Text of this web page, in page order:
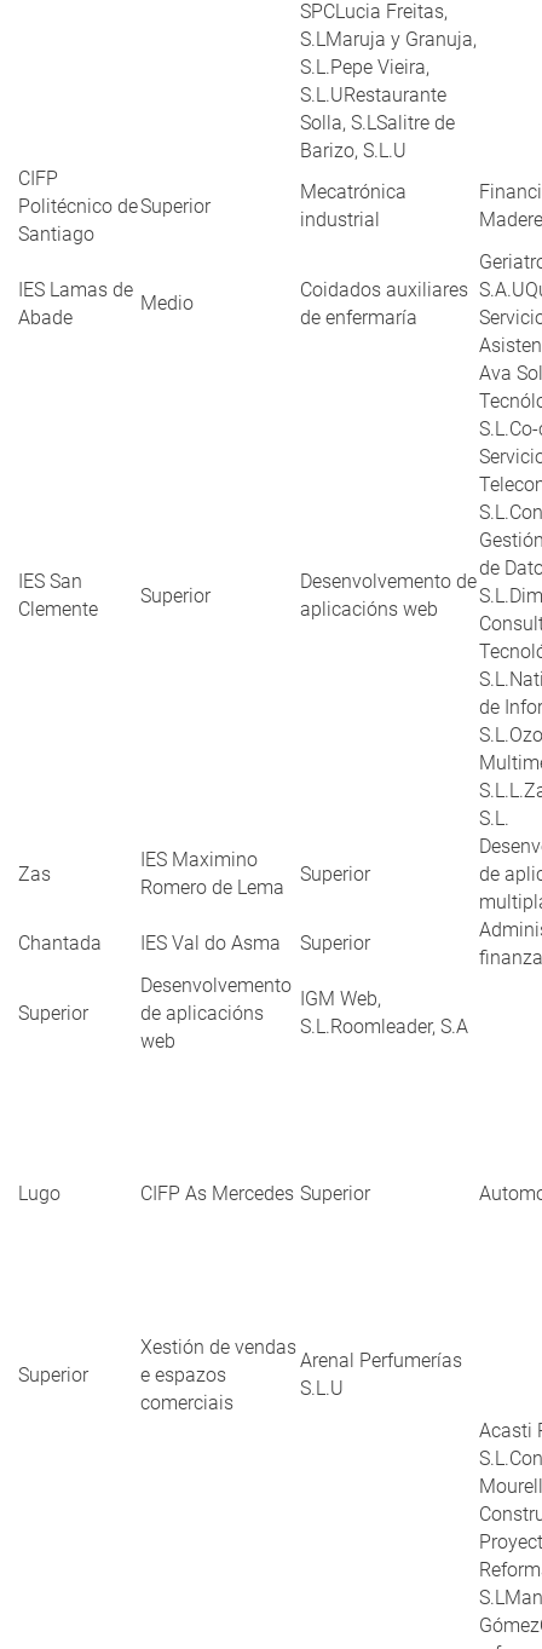
SPCLucia Freitas,
S.LMaruja y Granuja,
S.L.Pepe Vieira,
S.L.URestaurante
Solla, S.LSalitre de
Barizo, S.L.U
CIFP
Politécnico de
Santiago
Superior
Mecatrónica
industrial
IES Lamas de
Abade
Medio
Coidados auxiliares
de enfermaría
IES San
Clemente
Superior
Desenvolvemento de
aplicacións web
Ava
de
de
S.L.
Zas
IES Maximino
Romero de Lema
Superior
de
Chantada
IES Val do Asma Superior
Superior
Desenvolvemento
de aplicacións
web
IGM Web,
S.L.Roomleader, S.A
Lugo CIFP As Mercedes Superior
Superior
Xestión de vendas
e espazos
comerciais
Arenal Perfumerías
S.L.U
Acasti